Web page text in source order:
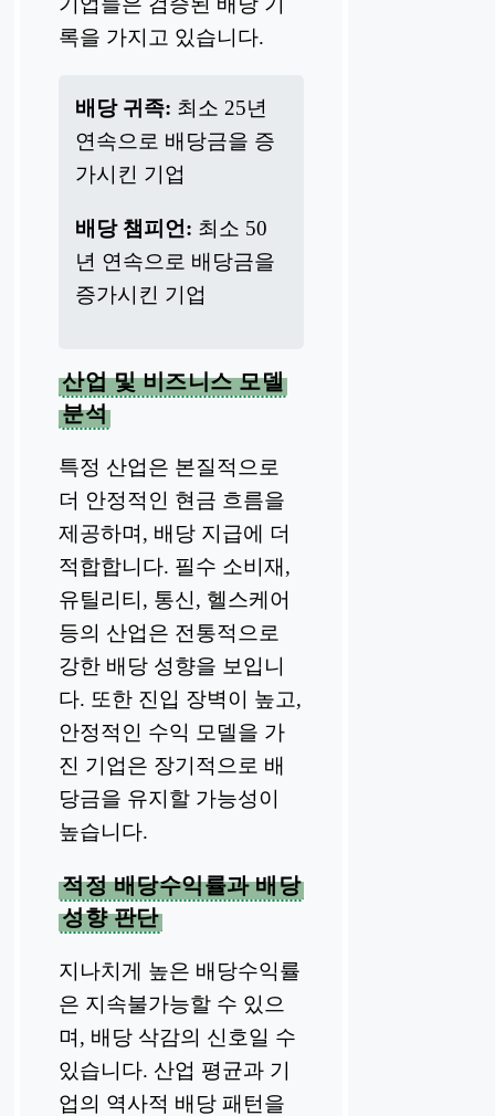
록을 가지고 있습니다.
배당 귀족: 최소 25년
연속으로 배당금을 증
가시킨 기업
배당 챔피언: 최소 50
년 연속으로 배당금을
증가시킨 기업
산업 및 비즈니스 모델
분석
특정 산업은 본질적으로
더 안정적인 현금 흐름을
제공하며, 배당 지급에 더
적합합니다. 필수 소비재,
유틸리티, 통신, 헬스케어
등의 산업은 전통적으로
강한 배당 성향을 보입니
다. 또한 진입 장벽이 높고,
안정적인 수익 모델을 가
진 기업은 장기적으로 배
당금을 유지할 가능성이
높습니다.
적정 배당수익률과 배당
성향 판단
지나치게 높은 배당수익률
은 지속불가능할 수 있으
며, 배당 삭감의 신호일 수
있습니다. 산업 평균과 기
업의 역사적 배당 패턴을